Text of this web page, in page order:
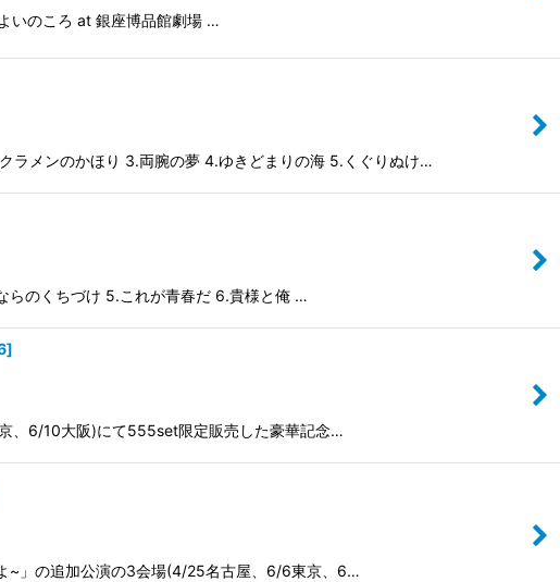
いのころ at 銀座博品館劇場 …
ラメンのかほり 3.両腕の夢 4.ゆきどまりの海 5.くぐりぬけ…
らのくちづけ 5.これが青春だ 6.貴様と俺 …
]
、6/10大阪)にて555set限定販売した豪華記念…
~」の追加公演の3会場(4/25名古屋、6/6東京、6…